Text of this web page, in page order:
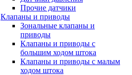
Прочие датчики
Клапаны и приводы
Зональные клапаны и
приводы
Клапаны и приводы с
большим ходом штока
Клапаны и приводы с малым
ходом штока